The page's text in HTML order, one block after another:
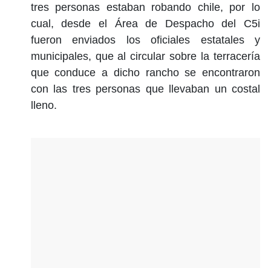
tres personas estaban robando chile, por lo
cual, desde el Área de Despacho del C5i
fueron enviados los oficiales estatales y
municipales, que al circular sobre la terracería
que conduce a dicho rancho se encontraron
con las tres personas que llevaban un costal
lleno.